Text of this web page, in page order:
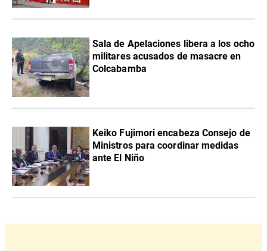
Sala de Apelaciones libera a los ocho
militares acusados de masacre en
Colcabamba
Keiko Fujimori encabeza Consejo de
Ministros para coordinar medidas
ante El Niño